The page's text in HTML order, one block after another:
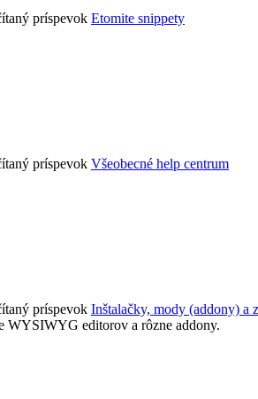
Etomite snippety
Všeobecné help centrum
Inštalačky, mody (addony) a
WYSIWYG editorov a rôzne addony.